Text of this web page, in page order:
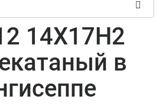
14Х17Н2
в